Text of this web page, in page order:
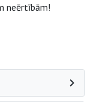
neērtībām!